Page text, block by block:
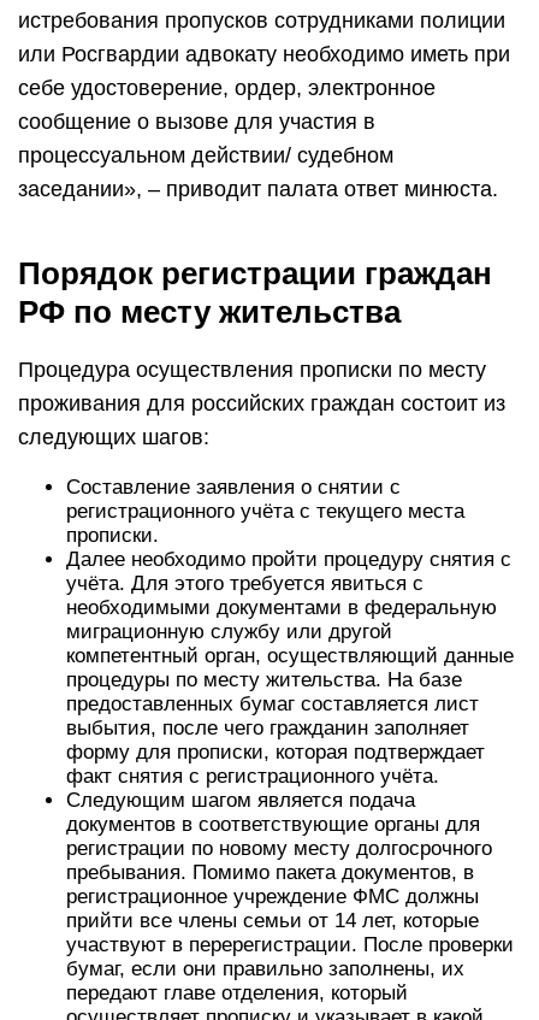
истребования пропусков сотрудниками полиции
или Росгвардии адвокату необходимо иметь при
себе удостоверение, ордер, электронное
сообщение о вызове для участия в
процессуальном действии/ судебном
заседании», – приводит палата ответ минюста.
Порядок регистрации граждан
РФ по месту жительства
Процедура осуществления прописки по месту
проживания для российских граждан состоит из
следующих шагов:
Составление заявления о снятии с
регистрационного учёта с текущего места
прописки.
Далее необходимо пройти процедуру снятия с
учёта. Для этого требуется явиться с
необходимыми документами в федеральную
миграционную службу или другой
компетентный орган, осуществляющий данные
процедуры по месту жительства. На базе
предоставленных бумаг составляется лист
выбытия, после чего гражданин заполняет
форму для прописки, которая подтверждает
факт снятия с регистрационного учёта.
Следующим шагом является подача
документов в соответствующие органы для
регистрации по новому месту долгосрочного
пребывания. Помимо пакета документов, в
регистрационное учреждение ФМС должны
прийти все члены семьи от 14 лет, которые
участвуют в перерегистрации. После проверки
бумаг, если они правильно заполнены, их
передают главе отделения, который